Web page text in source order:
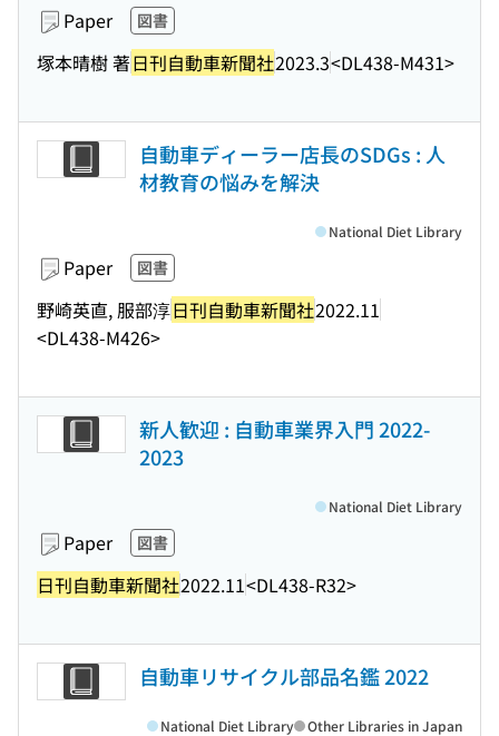
Paper 図書
塚本晴樹 著日刊自動車新聞社2023.3<DL438-M431>
自動車ディーラー店長のSDGs : 人
材教育の悩みを解決
Paper 図書
野崎英直, 服部淳日刊自動車新聞社2022.11
<DL438-M426>
National Diet Library
新人歓迎 : 自動車業界入門 2022-
2023
Paper 図書
日刊自動車新聞社2022.11<DL438-R32>
National Diet Library
自動車リサイクル部品名鑑 2022
National Diet Library Other Libraries in Japan